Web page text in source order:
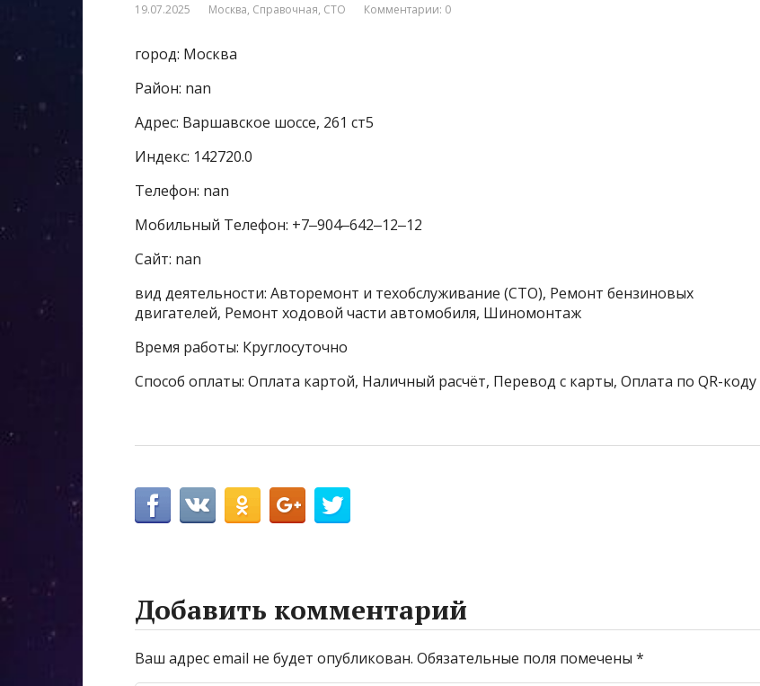
19.07.2025 Москва, Справочная, СТО Комментарии: 0
город: Москва
Район: nan
Адрес: Варшавское шоссе, 261 ст5
Индекс: 142720.0
Телефон: nan
Мобильный Телефон: +7‒904‒642‒12‒12
Сайт: nan
вид деятельности: Авторемонт и техобслуживание (СТО), Ремонт бензиновых
двигателей, Ремонт ходовой части автомобиля, Шиномонтаж
Время работы: Круглосуточно
Способ оплаты: Оплата картой, Наличный расчёт, Перевод с карты, Оплата по QR-коду
Добавить комментарий
Ваш адрес email не будет опубликован. Обязательные поля помечены *